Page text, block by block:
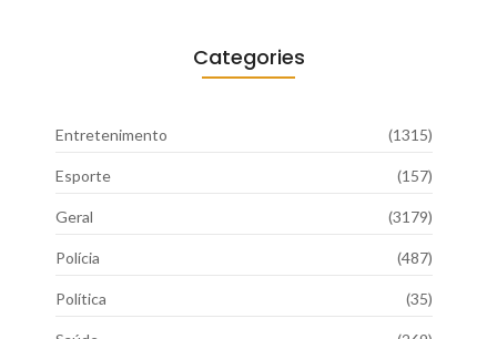
Categories
Entretenimento (1315)
Esporte (157)
Geral (3179)
Polícia (487)
Política (35)